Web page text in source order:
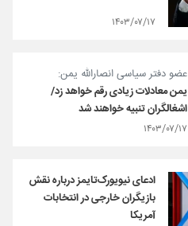
۱۴۰۳/۰۷/۱۷
عضو دفتر سیاسی انصارالله یمن:
یمن معادلات زیادی رقم خواهد زد/
اشغالگران تنبیه خواهند شد
۱۴۰۳/۰۷/۱۷
ادعای نیویورک‌تایمز درباره نقش
بازیگران خارجی در انتخابات
آمریکا